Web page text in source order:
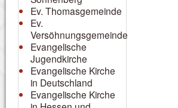
Ev. Thomasgemeinde
Ev.
Versöhnungsgemeinde
Evangelische
Jugendkirche
Evangelische Kirche
in Deutschland
Evangelische Kirche